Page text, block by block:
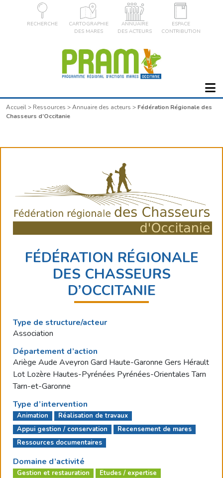
RECHERCHE
CARTOGRAPHIE
DES MARES
ANNUAIRE
DES ACTEURS
ESPACE
CONTRIBUTION
Accueil> Ressources >Annuaire des acteurs > Fédération Régionale des
Chasseurs d’Occitanie
FÉDÉRATION RÉGIONALE
DES CHASSEURS
D’OCCITANIE
Type de structure/acteur
Association
Département d’action
Ariège Aude Aveyron Gard Haute-Garonne Gers Hérault
Lot Lozère Hautes-Pyrénées Pyrénées-Orientales Tarn
Tarn-et-Garonne
Type d’intervention
Animation
Réalisation de travaux
Appui gestion / conservation
Recensement de mares
Ressources documentaires
Domaine d’activité
Gestion et restauration Etudes / expertise